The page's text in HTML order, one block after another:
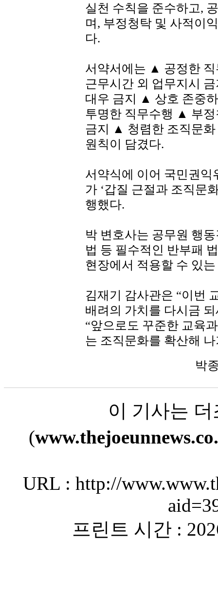
실천 수칙을 준수하고,
며, 부정청탁 및 사적이
다.
서약서에는 ▲ 공정한
근무시간 외 업무지시
대우 금지 ▲ 상호 존중
투명한 직무수행 ▲ 부
금지 ▲ 청렴한 조직문화
원칙이 담겼다.
서약식에 이어 국민권
가 ‘갑질 근절과 조직문
행했다.
박 변호사는 공무원 행
법 등 필수적인 반부패
현장에서 적용할 수 있
김재기 감사관은 “이번
배려의 가치를 다시금
“앞으로도 꾸준한 교육
는 조직문화를 확산해
박
이 기사는
(
URL : http://
프린트 시간 :